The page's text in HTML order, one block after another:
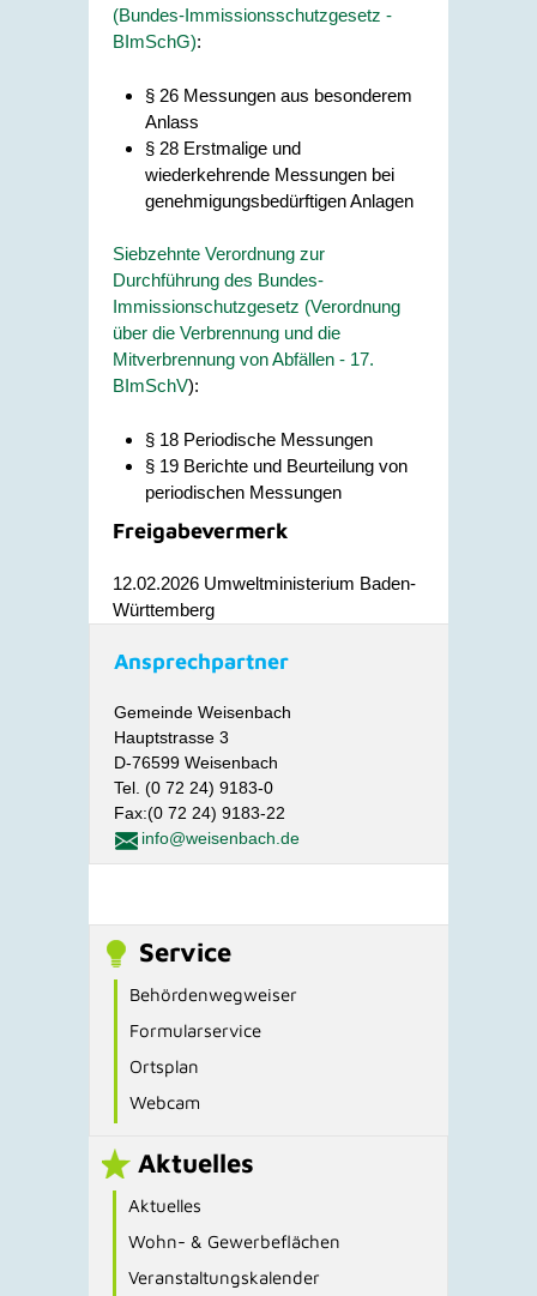
(Bundes-Immissionsschutzgesetz -
BImSchG):
§ 26 Messungen aus besonderem
Anlass
§ 28 Erstmalige und
wiederkehrende Messungen bei
genehmigungsbedürftigen Anlagen
Siebzehnte Verordnung zur
Durchführung des Bundes-
Immissionschutzgesetz (Verordnung
über die Verbrennung und die
Mitverbrennung von Abfällen - 17.
BImSchV):
§ 18 Periodische Messungen
§ 19 Berichte und Beurteilung von
periodischen Messungen
Freigabevermerk
12.02.2026 Umweltministerium Baden-
Württemberg
Ansprechpartner
Gemeinde Weisenbach
Hauptstrasse 3
D-76599 Weisenbach
Tel. (0 72 24) 9183-0
Fax:(0 72 24) 9183-22
info@weisenbach.de
Service
Behördenwegweiser
Formularservice
Ortsplan
Webcam
Aktuelles
Aktuelles
Wohn- & Gewerbeflächen
Veranstaltungskalender